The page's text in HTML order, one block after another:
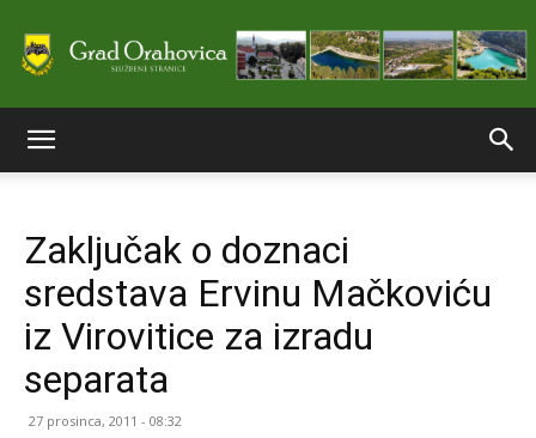
stranice
Grada
Zaključak o doznaci
sredstava Ervinu Mačkoviću
iz Virovitice za izradu
separata
27 prosinca, 2011 - 08:32